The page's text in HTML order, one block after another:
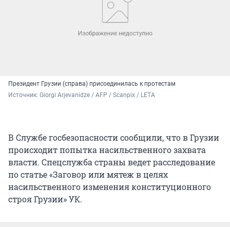
Президент Грузии (справа) присоединилась к протестам
Источник: Giorgi Arjevanidze / AFP / Scanpix / LETA
В Службе госбезопасности сообщили, что в Грузии
происходит попытка насильственного захвата
власти. Спецслужба страны ведет расследование
по статье «Заговор или мятеж в целях
насильственного изменения конституционного
строя Грузии» УК.